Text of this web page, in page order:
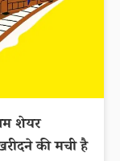
शेयर
की मची है